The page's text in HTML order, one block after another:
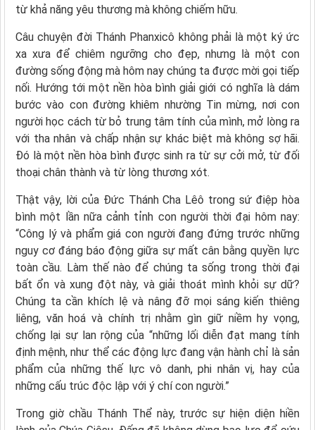
từ khả năng yêu thương mà không chiếm hữu.
Câu chuyện đời Thánh Phanxicô không phải là một ký ức
xa xưa để chiêm ngưỡng cho đẹp, nhưng là một con
đường sống động mà hôm nay chúng ta được mời gọi tiếp
nối. Hướng tới một nền hòa bình giải giới có nghĩa là dám
bước vào con đường khiêm nhường Tin mừng, nơi con
người học cách từ bỏ trung tâm tính của mình, mở lòng ra
với tha nhân và chấp nhận sự khác biệt mà không sợ hãi.
Đó là một nền hòa bình được sinh ra từ sự cởi mở, từ đối
thoại chân thành và từ lòng thương xót.
Thật vậy, lời của Đức Thánh Cha Lêô trong sứ điệp hòa
bình một lần nữa cảnh tỉnh con người thời đại hôm nay:
“Công lý và phẩm giá con người đang đứng trước những
nguy cơ đáng báo động giữa sự mất cân bằng quyền lực
toàn cầu. Làm thế nào để chúng ta sống trong thời đại
bất ổn và xung đột này, và giải thoát mình khỏi sự dữ?
Chúng ta cần khích lệ và nâng đỡ mọi sáng kiến thiêng
liêng, văn hoá và chính trị nhằm gìn giữ niềm hy vọng,
chống lại sự lan rộng của “những lối diễn đạt mang tính
định mệnh, như thể các động lực đang vận hành chỉ là sản
phẩm của những thế lực vô danh, phi nhân vị, hay của
những cấu trúc độc lập với ý chí con người.”
Trong giờ chầu Thánh Thể này, trước sự hiện diện hiền